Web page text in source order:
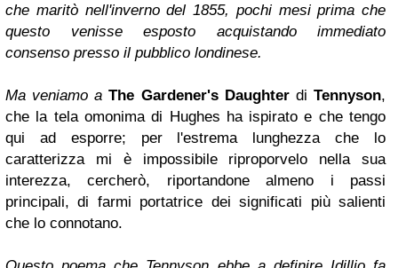
che maritò nell'inverno del 1855, pochi mesi prima che
questo venisse esposto acquistando immediato
consenso presso il pubblico londinese.
Ma veniamo aThe Gardener's Daughter diTennyson,
che la tela omonima di Hughes ha ispirato e che tengo
qui ad esporre; per l'estrema lunghezza che lo
caratterizza mi è impossibile riproporvelo nella sua
interezza, cercherò, riportandone almeno i passi
principali, di farmi portatrice dei significati più salienti
che lo connotano.